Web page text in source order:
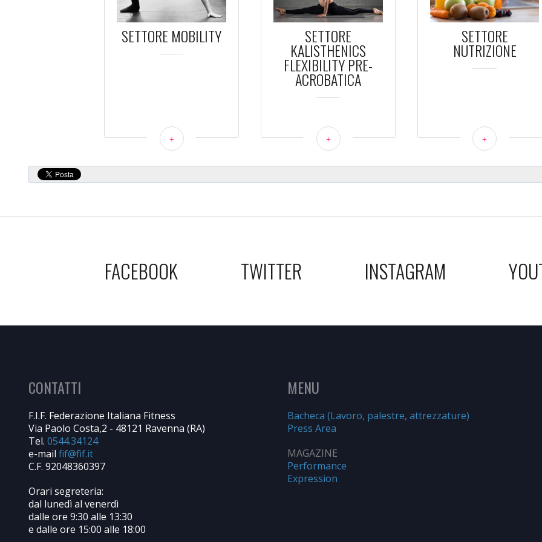
SETTORE MOBILITY
+
SETTORE
KALISTHENICS
FLEXIBILITY PRE-
ACROBATICA
+
SETTORE
NUTRIZIONE
+
FACEBOOK TWITTER INSTAGRAM
CONTATTI
F.I.F. Federazione Italiana Fitness
Via Paolo Costa,2 - 48121 Ravenna (RA)
Tel. 0544.34124
e-mail
C.F. 92048360397
Orari segreteria:
dal lunedì al venerdì
dalle ore 9:30 alle 13:30
e dalle ore 15:00 alle 18:00
MENU
Bacheca (Lavoro, palestre, attrezzature)
Press Area
MAGAZINE
Performance
Expression